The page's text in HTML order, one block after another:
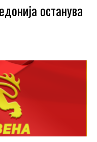
останува